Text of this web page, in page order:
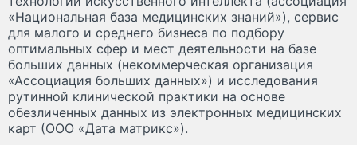
«Национальная база медицинских знаний»), сервис
для малого и среднего бизнеса по подбору
оптимальных сфер и мест деятельности на базе
больших данных (некоммерческая организация
«Ассоциация больших данных») и исследования
рутинной клинической практики на основе
обезличенных данных из электронных медицинских
карт (ООО «Дата матрикс»).